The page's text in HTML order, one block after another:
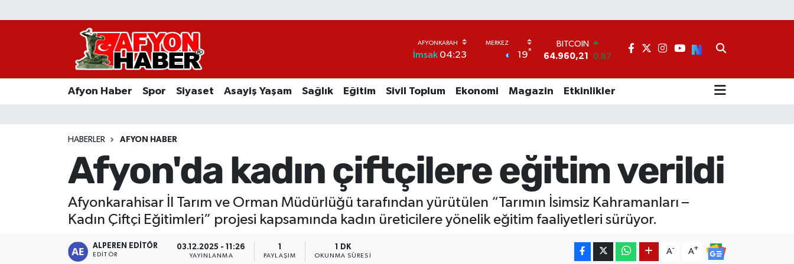
İmsak04:23 19°
64.960,21 0.87
DOLAR
EURO
55,2510 0.32
BİST100
13.779 -14
Afyon Haber Spor Siyaset Asayiş Yaşam Sağlık Eğitim Sivil Toplum Ekonomi Magazin Etkinlikler
HABERLER AFYON HABER
Afyon'da kadın çiftçilere eğitim verildi
Afyonkarahisar İl Tarım ve Orman Müdürlüğü tarafından yürütülen “Tarımın İsimsiz Kahramanları –
Kadın Çiftçi Eğitimleri” projesi kapsamında kadın üreticilere yönelik eğitim faaliyetleri sürüyor.
ALPEREN EDITÖR
EDITÖR
03.12.2025 - 11:26
YAYINLANMA PAYLAŞIM
1 DK
OKUNMA SÜRESI
A- A+
Afyon Haber
Asayiş Yaşam
Sivil Toplum
Ekonomi